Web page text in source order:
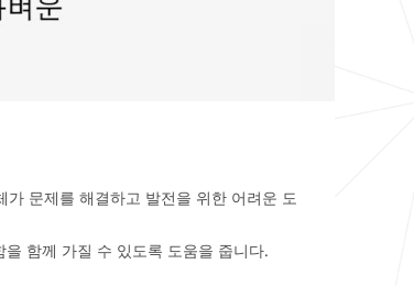
문제를 해결하고 발전을 위한 어려운 도
함께 가질 수 있도록 도움을 줍니다.